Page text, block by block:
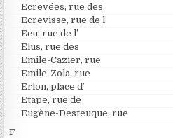
Ecrevées, rue des
Ecrevisse, rue de l’
Ecu, rue de l’
Elus, rue des
Emile-Cazier, rue
Emile-Zola, rue
Erlon, place d’
Etape, rue de
Eugène-Desteuque, rue
F